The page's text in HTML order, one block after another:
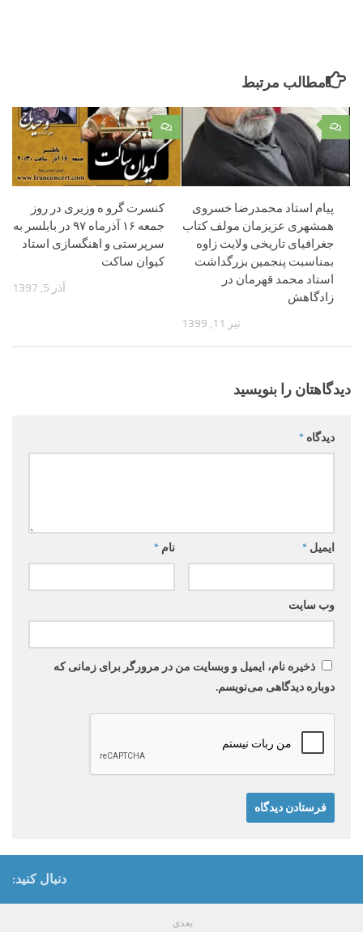
مطالب مرتبط
۰
کنسرت گرو ه وزیری در روز
جمعه ۱۶ آذرماه ۹۷ در بابلسر به
سرپرستی و اهنگسازی استاد
کیوان ساکت
آذر 5, 1397
۰
پیام استاد محمدرضا خسروی
همشهری عزیزمان مولف کتاب
جغرافیای تاریخی ولایت زاوه
بمناسبت پنجمین بزرگداشت
استاد محمد قهرمان در
زادگاهش
تیر 11, 1399
دیدگاهتان را بنویسید
دیدگاه *
نام * ایمیل *
وب‌ سایت
ذخیره نام، ایمیل و وبسایت من در مرورگر برای زمانی که
دوباره دیدگاهی می‌نویسم.
دنبال کنید:
بعدی